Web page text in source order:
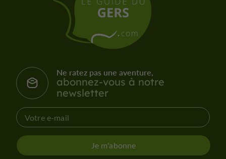
Ne ratez pas une aventure,
abonnez-vous à notre
newsletter
Je m'abonne